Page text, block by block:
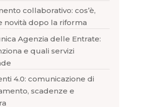
collaborativo: cos’è,
novità dopo la riforma
Agenzia delle Entrate:
e quali servizi
4.0: comunicazione di
scadenze e